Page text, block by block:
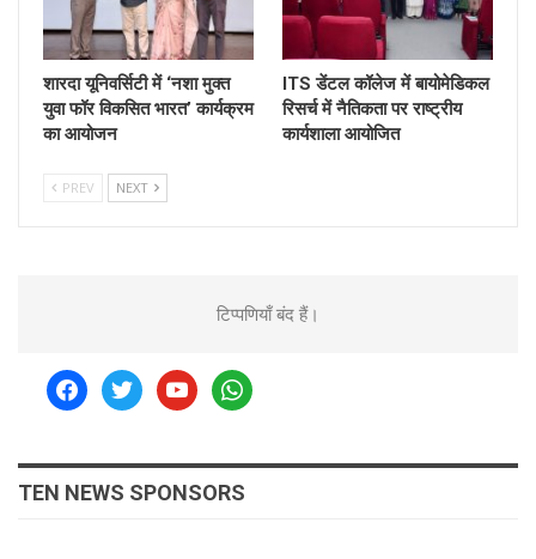
शारदा यूनिवर्सिटी में ‘नशा मुक्त
युवा फॉर विकसित भारत’ कार्यक्रम
का आयोजन
ITS डेंटल कॉलेज में बायोमेडिकल
रिसर्च में नैतिकता पर राष्ट्रीय
कार्यशाला आयोजित
PREV NEXT
टिप्पणियाँ बंद हैं।
facebooktwitteryoutubewhatsapp
TEN NEWS SPONSORS